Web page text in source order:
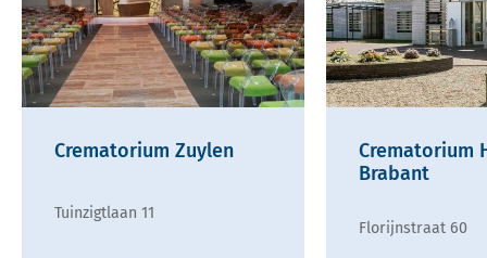
Crematorium Zuylen
Tuinzigtlaan 11
Crematorium
Brabant
Florijnstraat 60